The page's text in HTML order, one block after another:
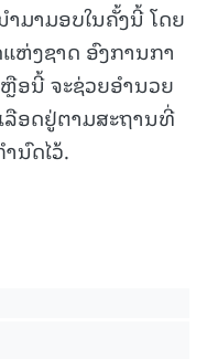
ມາມອບໃນຄັ້ງນີ້ ໂດຍ
ຫ່ງຊາດ ອົງການກາ
ອນີ້ ຈະຊ່ວຍອຳນວຍ
ລືອດຢູ່ຕາມສະຖານທີ່
ນົດໄວ້.